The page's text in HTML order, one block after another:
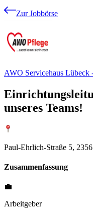
Zur Jobbörse
AWO Servicehaus Lübeck
unseres Teams!
Paul-Ehrlich-Straße 5,
Zusammenfassung
💼
Arbeitgeber